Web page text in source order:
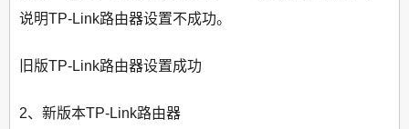
说明TP-Link路由器设置不成功。
旧版TP-Link路由器设置成功
2、新版本TP-Link路由器